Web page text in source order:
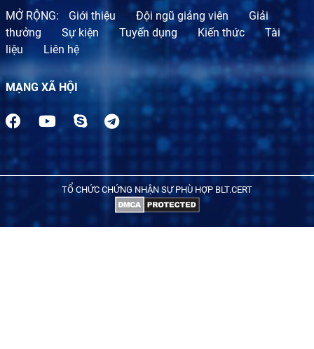
MỞ RỘNG: Giới thiệu Đội ngũ giảng viên
Giải
thưởng
Sự kiện Tuyến dụng Kiến thức
Tài
liệu
Liên hệ
MẠNG XÃ HỘI
TỔ CHỨC CHỨNG NHẬN SỰ PHÙ HỢP BLT.CERT